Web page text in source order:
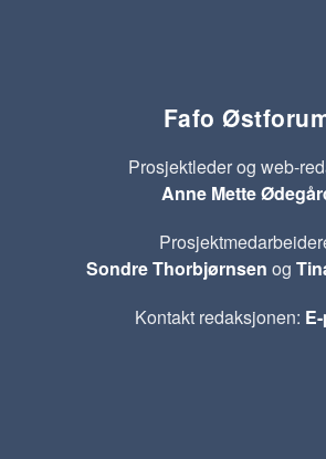
Fafo
Prosjektleder og web-
Anne Mette
Sondre Thorbjørnsen og
Kontakt redaksjonen: